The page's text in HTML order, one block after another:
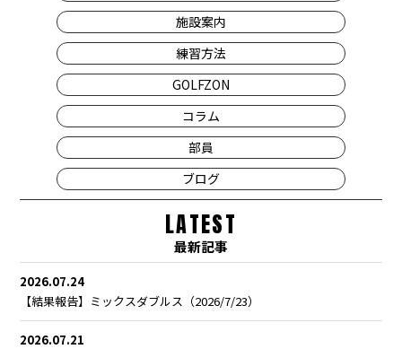
施設案内
練習方法
GOLFZON
コラム
部員
ブログ
LATEST
最新記事
2026.07.24
【結果報告】ミックスダブルス（2026/7/23）
2026.07.21